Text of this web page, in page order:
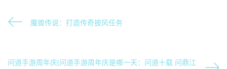
魔兽传说：打造传奇披风任务
问道手游周年庆(问道手游周年庆是哪一天：问道十载 问鼎江